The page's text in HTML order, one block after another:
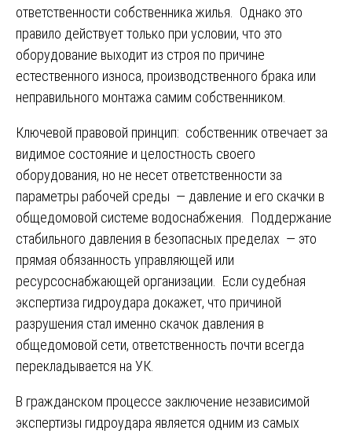
ответственности собственника жилья. Однако это
правило действует только при условии, что это
оборудование выходит из строя по причине
естественного износа, производственного брака или
неправильного монтажа самим собственником.
Ключевой правовой принцип: собственник отвечает за
видимое состояние и целостность своего
оборудования, но не несет ответственности за
параметры рабочей среды — давление и его скачки в
общедомовой системе водоснабжения. Поддержание
стабильного давления в безопасных пределах — это
прямая обязанность управляющей или
ресурсоснабжающей организации. Если судебная
экспертиза гидроудара докажет, что причиной
разрушения стал именно скачок давления в
общедомовой сети, ответственность почти всегда
перекладывается на УК.
В гражданском процессе заключение независимой
экспертизы гидроудара является одним из самых